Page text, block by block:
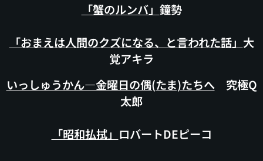
「蟹のルンバ」 鐘勢
「おまえは人間のクズになる、と言われた話」 大
覚アキラ
いっしゅうかん―金曜日の偶(たま)たちへ究極Q
太郎
「昭和払拭」 ロバートDEピーコ